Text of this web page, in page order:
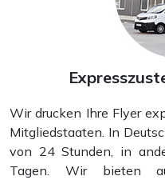
Wir drucken Ihre Flyer
Mitgliedstaaten. In
von 24 Stunden, in
Tagen. Wir bieten